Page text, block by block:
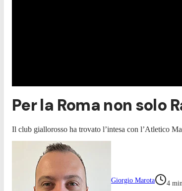
Per la Roma non solo
Il club giallorosso ha trovato l’intesa con l’Atletico
Giorgio Marota 4 min